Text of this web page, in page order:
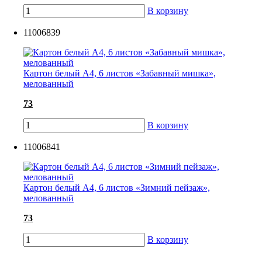
В корзину
11006839
Картон белый А4, 6 листов «Забавный мишка»,
мелованный
73
В корзину
11006841
Картон белый А4, 6 листов «Зимний пейзаж»,
мелованный
73
В корзину